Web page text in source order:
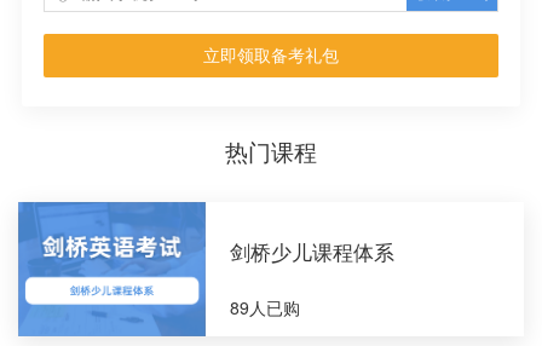
立即领取备考礼包
热门课程
剑桥少儿课程体系
89人已购